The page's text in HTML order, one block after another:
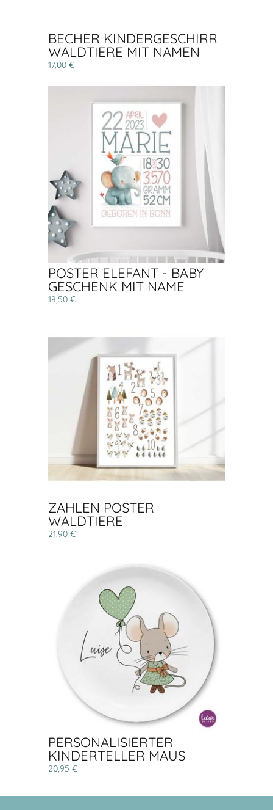
BECHER KINDERGESCHIRR
WALDTIERE MIT NAMEN
17,00 €
POSTER ELEFANT - BABY
GESCHENK MIT NAME
18,50 €
ZAHLEN POSTER
WALDTIERE
21,90 €
PERSONALISIERTER
KINDERTELLER MAUS
20,95 €